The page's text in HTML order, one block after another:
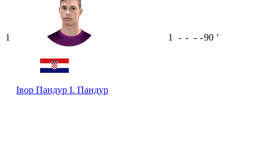
1
Івор Пандур І. Пандур
1 - - - -90 ʼ